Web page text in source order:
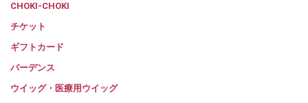
CHOKI-CHOKI
チケット
ギフトカード
バーデンス
ウイッグ・医療用ウイッグ